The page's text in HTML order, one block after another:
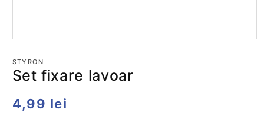
media
1
într-
modală
STYRON
Set fixare lavoar
Preț
4,99 lei